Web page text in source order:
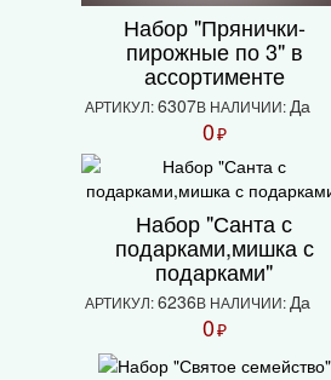
Набор "Прянички-
пирожные по 3" в
ассортименте
АРТИКУЛ:6307В НАЛИЧИИ:Да
0₽
Набор "Санта с
подарками,мишка с
подарками"
АРТИКУЛ:6236В НАЛИЧИИ:Да
0₽